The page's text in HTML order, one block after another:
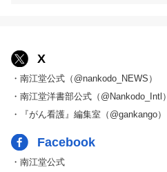
X
・南江堂公式（@nankodo_NEWS）
・南江堂洋書部公式（@Nankodo_Intl）
・『がん看護』編集室（@gankango）
Facebook
・南江堂公式